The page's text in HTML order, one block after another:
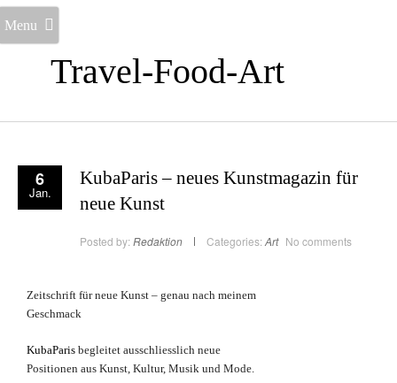
Travel-Food-Art
Menu
6
Jan.
KubaParis – neues Kunstmagazin für
neue Kunst
Posted by: Redaktion Categories: Art No comments
Zeitschrift für neue Kunst – genau nach meinem
Geschmack
KubaParis begleitet ausschliesslich neue
Positionen aus Kunst, Kultur, Musik und Mode.